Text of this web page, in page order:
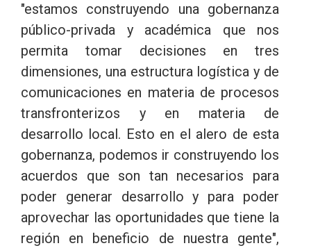
"estamos construyendo una gobernanza
público-privada y académica que nos
permita tomar decisiones en tres
dimensiones, una estructura logística y de
comunicaciones en materia de procesos
transfronterizos y en materia de
desarrollo local. Esto en el alero de esta
gobernanza, podemos ir construyendo los
acuerdos que son tan necesarios para
poder generar desarrollo y para poder
aprovechar las oportunidades que tiene la
región en beneficio de nuestra gente",